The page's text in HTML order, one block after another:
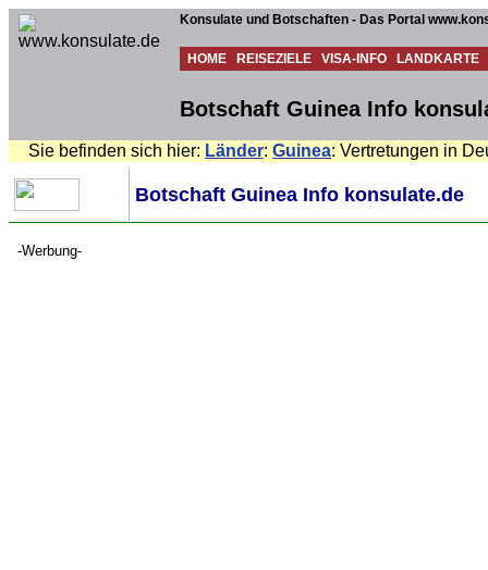
Konsulate und Botschaften - Das Portal
HOME REISEZIELE VISA-INFO LANDKARTE
Botschaft Guinea Info
Sie befinden sich hier: Länder: Guinea: Vertretungen in
Botschaft Guinea Info konsulate.de
-Werbung-